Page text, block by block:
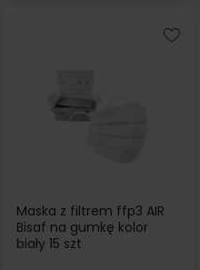
Maska z filtrem ffp3 AIR
Bisaf na gumkę kolor
biały 15 szt